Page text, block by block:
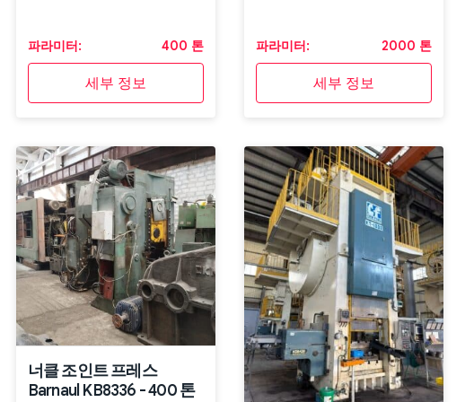
파라미터: 400 톤
세부 정보
파라미터: 2000 톤
세부 정보
너클 조인트 프레스
Barnaul KB8336 - 400 톤